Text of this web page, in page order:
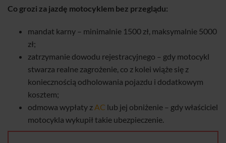
Co grozi za jazdę motocyklem bez przeglądu:
mandat karny – minimalnie 1500 zł, maksymalnie 5000
zł;
zatrzymanie dowodu rejestracyjnego – gdy motocykl
stwarza realne zagrożenie, co z kolei wiąże się z
koniecznością odholowania pojazdu i dodatkowym
kosztem;
odmowa wypłaty z AC lub jej obniżenie – gdy właściciel
motocykla wykupił takie ubezpieczenie.